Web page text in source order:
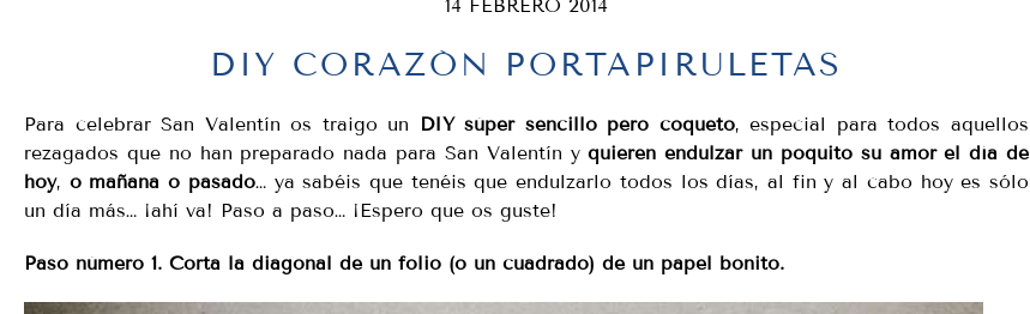
14 FEBRERO 2014
DIY CORAZÓN PORTAPIRULETAS
Para celebrar San Valentín os traigo un DIY súper sencillo pero coqueto, especial para todos aquellos
rezagados que no han preparado nada para San Valentín yquieren endulzar un poquito su amor el día de
hoy, o mañana o pasado… ya sabéis que tenéis que endulzarlo todos los días, al fin y al cabo hoy es sólo
un día más… ¡ahí va! Paso a paso… ¡Espero que os guste!
Paso número 1. Corta la diagonal de un folio (o un cuadrado) de un papel bonito.